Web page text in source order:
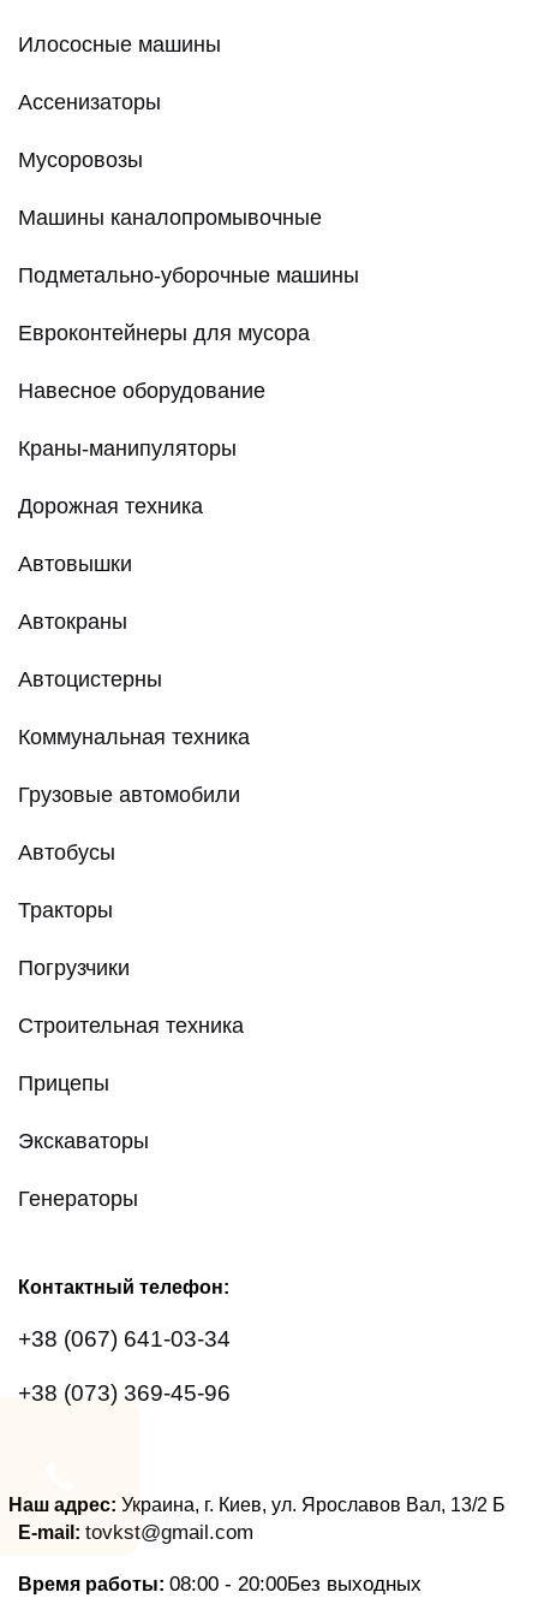
Илососные машины
Ассенизаторы
Мусоровозы
Машины каналопромывочные
Подметально-уборочные машины
Евроконтейнеры для мусора
Навесное оборудование
Краны-манипуляторы
Дорожная техника
Автовышки
Автокраны
Автоцистерны
Коммунальная техника
Грузовые автомобили
Автобусы
Тракторы
Погрузчики
Строительная техника
Прицепы
Экскаваторы
Генераторы
Контактный телефон:
+38 (067) 641-03-34
+38 (073) 369-45-96
Наш адрес: Украина, г. Киев, ул. Ярославов Вал, 13/2 Б
E-mail: tovkst@gmail.com
Время работы: 08:00 - 20:00Без выходных